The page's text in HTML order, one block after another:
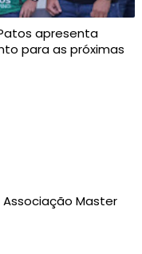
apresenta
para as próximas
Master